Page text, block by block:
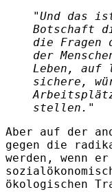
"Und das
Botschaft
die Fragen
der
Leben, auf
sichere,
stellen."
Aber auf der
gegen die
werden, wenn
ökologischen